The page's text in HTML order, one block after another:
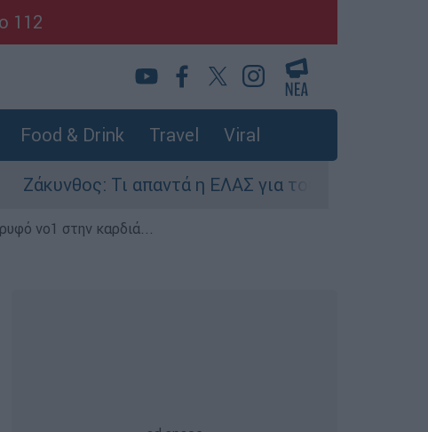
112
Food & Drink Travel Viral
Τι απαντά η ΕΛΑΣ για τους 8 βιασμούς
νο1 στην καρδιά...